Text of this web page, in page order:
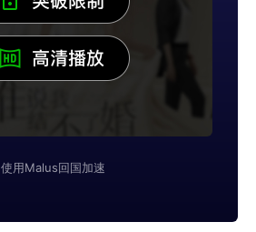
使用Malus回国加速